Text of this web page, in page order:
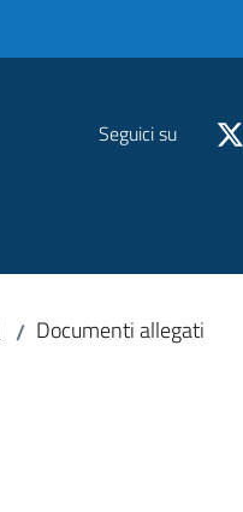
Seguici su
/ Documenti allegati